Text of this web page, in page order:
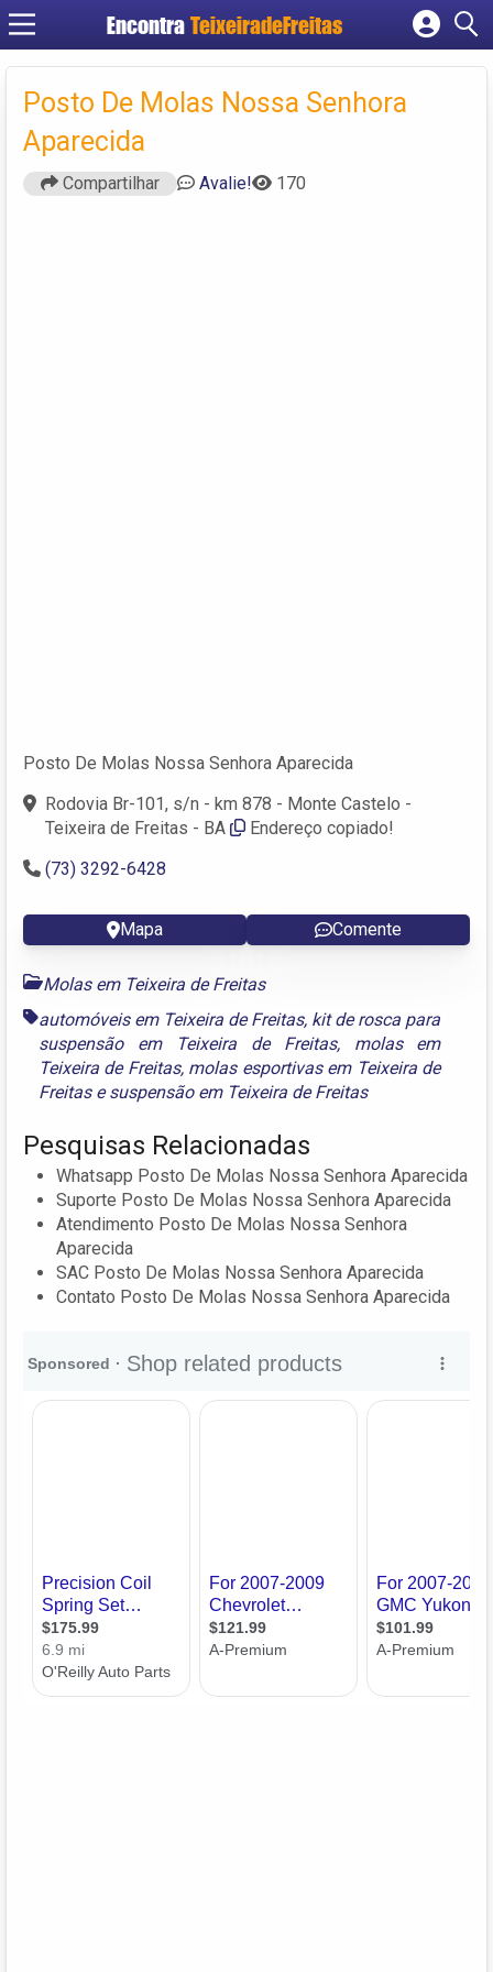
Encontra TeixeiradeFreitas
Cadastrar empresa
Criar conta
Posto De Molas Nossa Senhora
Aparecida
Compartilhar Avalie! 170
Posto De Molas Nossa Senhora Aparecida
Rodovia Br-101, s/n - km 878 - Monte Castelo -
Teixeira de Freitas - BA
Endereço copiado!
(73) 3292-6428
Mapa Comente
Molas em Teixeira de Freitas
automóveis em Teixeira de Freitas, kit de rosca para
suspensão em Teixeira de Freitas, molas em
Teixeira de Freitas, molas esportivas em Teixeira de
Freitasesuspensão em Teixeira de Freitas
Pesquisas Relacionadas
Whatsapp Posto De Molas Nossa Senhora Aparecida
Suporte Posto De Molas Nossa Senhora Aparecida
Atendimento Posto De Molas Nossa Senhora
Aparecida
SAC Posto De Molas Nossa Senhora Aparecida
Contato Posto De Molas Nossa Senhora Aparecida